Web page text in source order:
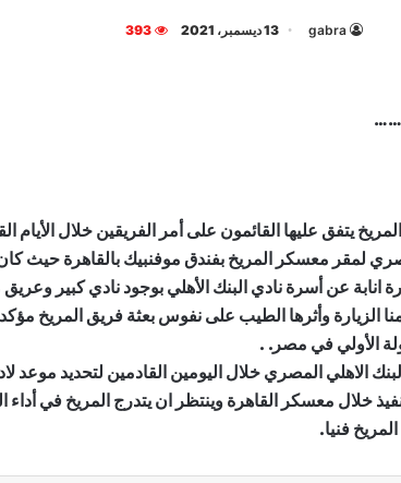
gabra 13 ديسمبر، 2021 393
يتفق عليها القائمون على أمر الفريقين خلال الأيام
لمقر معسكر المريخ بفندق موفنبيك بالقاهرة حيث
عن أسرة نادي البنك الأهلي بوجود نادي كبير
الزيارة وأثرها الطيب على نفوس بعثة فريق المريخ
الأولي في مصر. .
الاهلي المصري خلال اليومين القادمين لتحديد موعد
خلال معسكر القاهرة وينتظر ان يتدرج المريخ في
فنيا.